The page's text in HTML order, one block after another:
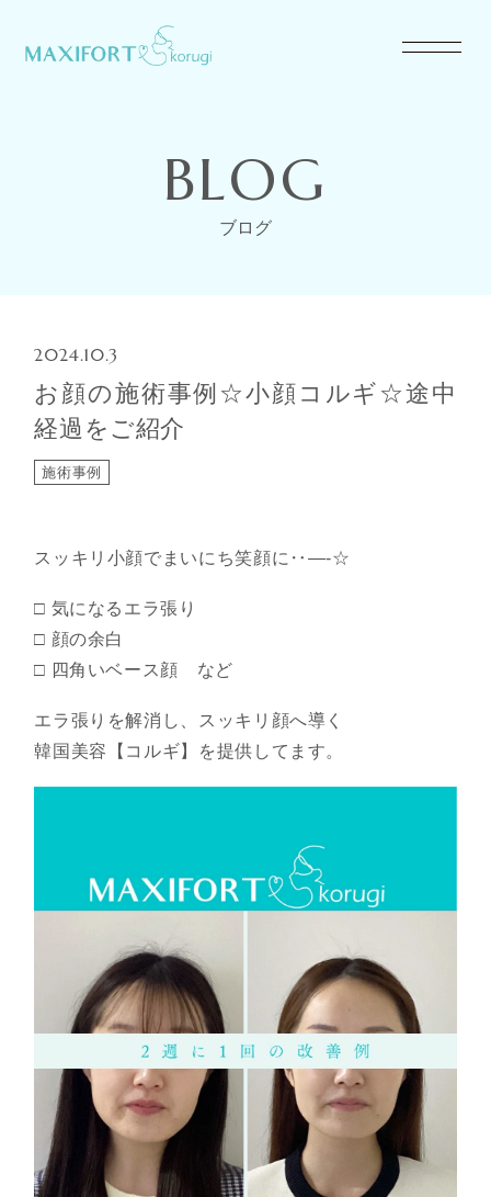
BLOG
ブログ
2024.10.3
お顔の施術事例☆小顔コルギ☆途中
経過をご紹介
施術事例
スッキリ小顔でまいにち笑顔に‥—-☆
□ 気になるエラ張り
□ 顔の余白
□ 四角いベース顔 など
エラ張りを解消し、スッキリ顔へ導く
韓国美容【コルギ】を提供してます。